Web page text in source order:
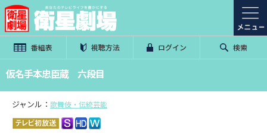
番組表 視聴方法 ログイン 検索
仮名手本忠臣蔵 六段目
ジャンル： 歌舞伎・伝統芸能